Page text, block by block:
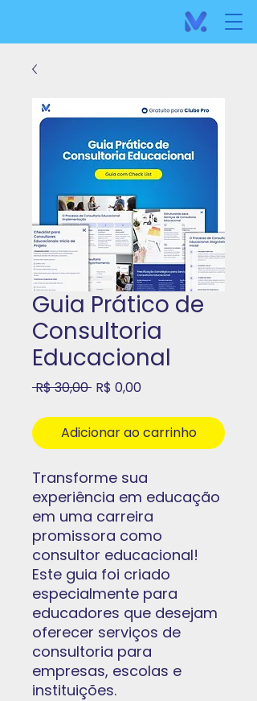
Guia Prático de
Consultoria
Educacional
R$ 30,00 Preço
R$ 0,00Preço
Adicionar ao carrinho
Transforme sua
experiência em educação
em uma carreira
promissora como
consultor educacional!
Este guia foi criado
especialmente para
educadores que desejam
oferecer serviços de
consultoria para
empresas, escolas e
instituições.